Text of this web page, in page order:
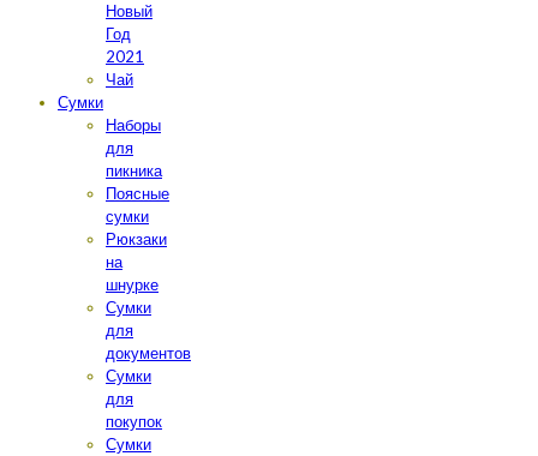
Новый
Год
2021
Чай
Сумки
Наборы
для
пикника
Поясные
сумки
Рюкзаки
на
шнурке
Сумки
для
документов
Сумки
для
покупок
Сумки